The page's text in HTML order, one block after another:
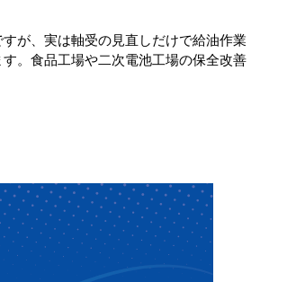
が、実は軸受の見直しだけで給油作業
。食品工場や二次電池工場の保全改善